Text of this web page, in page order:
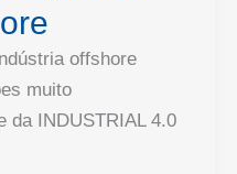
offshore
muito
da INDUSTRIAL 4.0